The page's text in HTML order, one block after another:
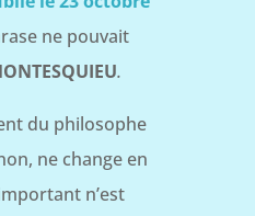
ne pouvait
.
du philosophe
ne change en
n’est